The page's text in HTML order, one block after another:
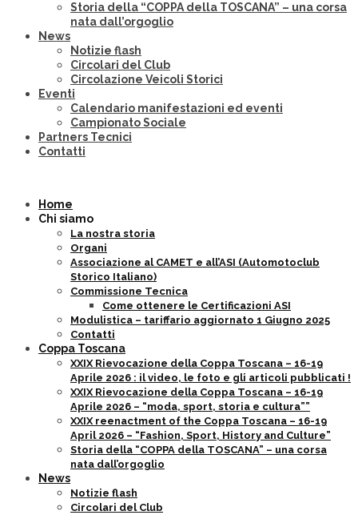
Storia della “COPPA della TOSCANA” – una corsa
nata dall’orgoglio
News
Notizie flash
Circolari del Club
Circolazione Veicoli Storici
Eventi
Calendario manifestazioni ed eventi
Campionato Sociale
Partners Tecnici
Contatti
Home
Chi siamo
La nostra storia
Organi
Associazione al CAMET e all’ASI (Automotoclub
Storico Italiano)
Commissione Tecnica
Come ottenere le Certificazioni ASI
Modulistica – tariffario aggiornato 1 Giugno 2025
Contatti
Coppa Toscana
XXIX Rievocazione della Coppa Toscana – 16-19
Aprile 2026 : il video, le foto e gli articoli pubblicati !
XXIX Rievocazione della Coppa Toscana – 16-19
Aprile 2026 – “moda, sport, storia e cultura””
XXIX reenactment of the Coppa Toscana – 16-19
April 2026 – “Fashion, Sport, History and Culture”
Storia della “COPPA della TOSCANA” – una corsa
nata dall’orgoglio
News
Notizie flash
Circolari del Club